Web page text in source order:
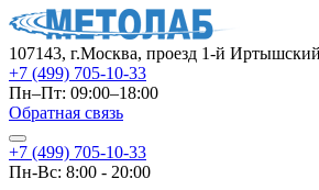
107143, г.Москва, проезд 1-й
+7 (499) 705-10-33
Пн–Пт: 09:00–18:00
Обратная связь
+7 (499) 705-10-33
Пн-Вс: 8:00 - 20:00